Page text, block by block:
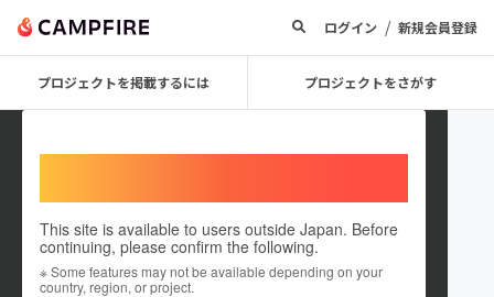
ログイン / 新規会員登録
プロジェクトを掲載するには プロジェクトをさがす
This site is available to users outside Japan. Before
continuing, please confirm the following.
※ Some features may not be available depending on your
country, region, or project.
バース